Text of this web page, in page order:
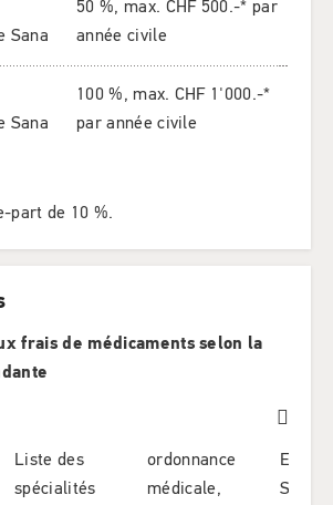
Sana
50 %, max. CHF 500.-* par
année civile
Sana
100 %, max. CHF 1'000.-*
par année civile
part de 10 %.
frais de médicaments selon la
Liste des
spécialités
ordonnance
médicale,